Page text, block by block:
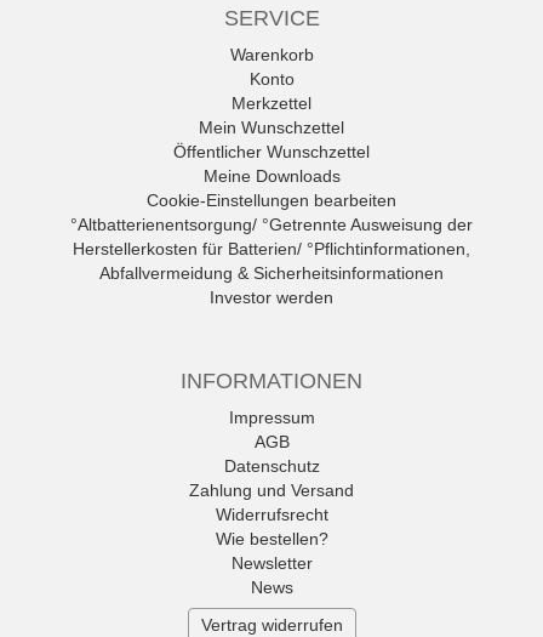
SERVICE
Warenkorb
Konto
Merkzettel
Mein Wunschzettel
Öffentlicher Wunschzettel
Meine Downloads
Cookie-Einstellungen bearbeiten
°Altbatterienentsorgung/ °Getrennte Ausweisung der
Herstellerkosten für Batterien/ °Pflichtinformationen,
Abfallvermeidung & Sicherheitsinformationen
Investor werden
INFORMATIONEN
Impressum
AGB
Datenschutz
Zahlung und Versand
Widerrufsrecht
Wie bestellen?
Newsletter
News
Vertrag widerrufen